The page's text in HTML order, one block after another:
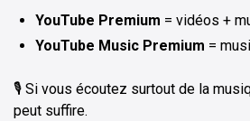
YouTube Premium = vidéos +
YouTube Music Premium =
🎙️ Si vous écoutez surtout de la
peut suffire.